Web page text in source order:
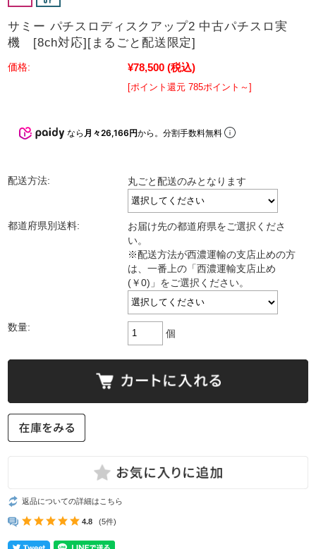
サミー パチスロディスクアップ2 中古パチスロ実
機 [8ch対応][まるごと配送限定]
価格: ¥78,500 (税込)
[ポイント還元 785ポイント～]
なら 月々26,166円から。分割手数料無料
配送方法: 丸ごと配送のみとなります
都道府県別送料:
お届け先の都道府県をご選択くださ
い。
※配送方法が西濃運輸の支店止めの方
は、一番上の「西濃運輸支店止め
(￥0)」をご選択ください。
数量:
個
返品についての詳細はこちら
4.8 (5件)